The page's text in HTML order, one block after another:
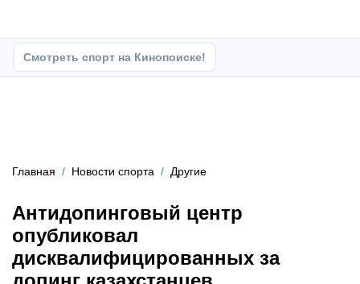
Смотреть спорт на Кинопоиске!
Главная Новости спорта Другие
Антидопинговый центр
опубликовал
дисквалифицированных за